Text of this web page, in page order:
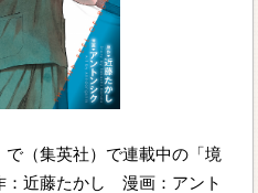
（集英社）で連載中の「境
：近藤たかし 漫画：アント